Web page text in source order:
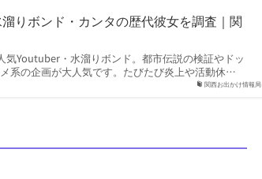
関西お出かけ情報局
りボンド・カンタの歴代彼女を調査｜関
Youtuber・水溜りボンド。都市伝説の検証やドッ
系の企画が大人気です。たびたび炎上や活動休…